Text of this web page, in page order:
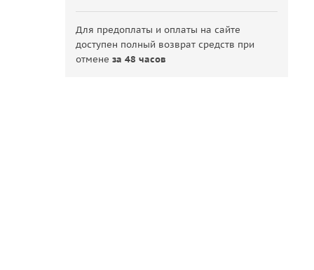
Для предоплаты и оплаты на сайте
доступен полный возврат средств при
отменеза 48 часов